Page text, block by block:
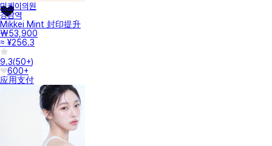
미케이의원
강남역
Mikkei Mint 封印提升
₩53,900
≈ ¥256.3
9.3(50+)
600+
应用支付